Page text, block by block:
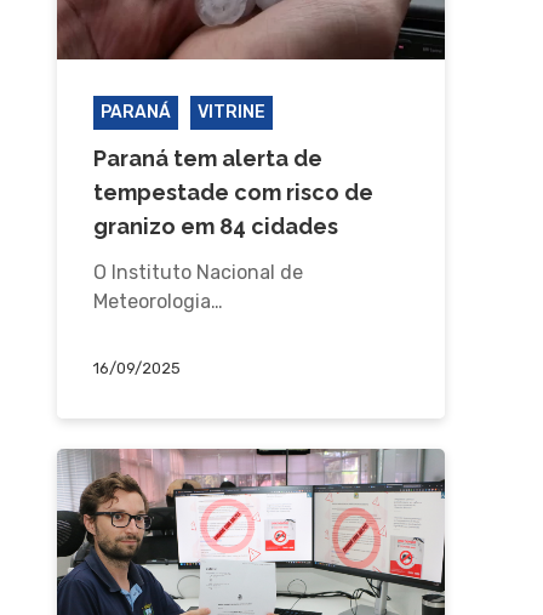
PARANÁ VITRINE
Paraná tem alerta de
tempestade com risco de
granizo em 84 cidades
O Instituto Nacional de
Meteorologia…
16/09/2025